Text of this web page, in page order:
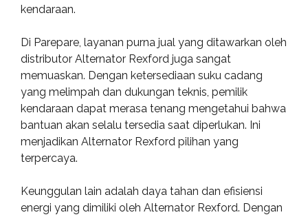
kendaraan.
Di Parepare, layanan purna jual yang ditawarkan oleh
distributor Alternator Rexford juga sangat
memuaskan. Dengan ketersediaan suku cadang
yang melimpah dan dukungan teknis, pemilik
kendaraan dapat merasa tenang mengetahui bahwa
bantuan akan selalu tersedia saat diperlukan. Ini
menjadikan Alternator Rexford pilihan yang
terpercaya.
Keunggulan lain adalah daya tahan dan efisiensi
energi yang dimiliki oleh Alternator Rexford. Dengan